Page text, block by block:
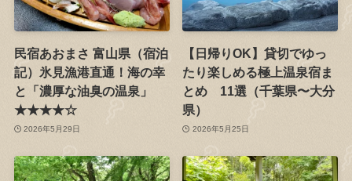
民宿あおまさ 富山県（宿泊
記）氷見漁港直通！海の幸
と「濃厚な油臭の温泉」
★★★★☆
2026年5月29日
【日帰りOK】貸切でゆっ
たり楽しめる極上温泉宿ま
とめ 11選（千葉県〜大分
県）
2026年5月25日